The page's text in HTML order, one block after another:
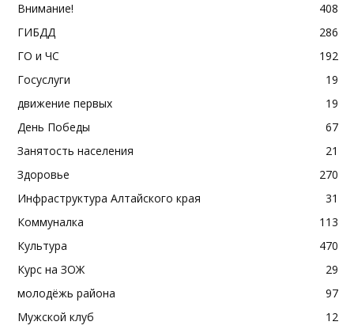
Внимание!
408
ГИБДД
286
ГО и ЧС
192
Госуслуги
19
движение первых
19
День Победы
67
Занятость населения
21
Здоровье
270
Инфраструктура Алтайского края
31
Коммуналка
113
Культура
470
Курс на ЗОЖ
29
молодёжь района
97
Мужской клуб
12